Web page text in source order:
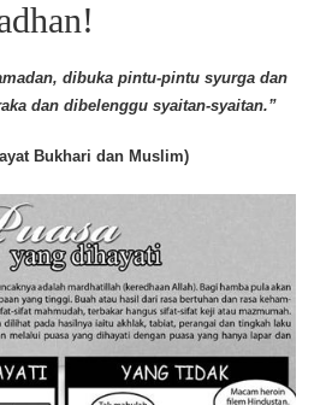
dibuka pintu-pintu syurga dan
dan dibelenggu syaitan-syaitan.”
Bukhari dan Muslim)